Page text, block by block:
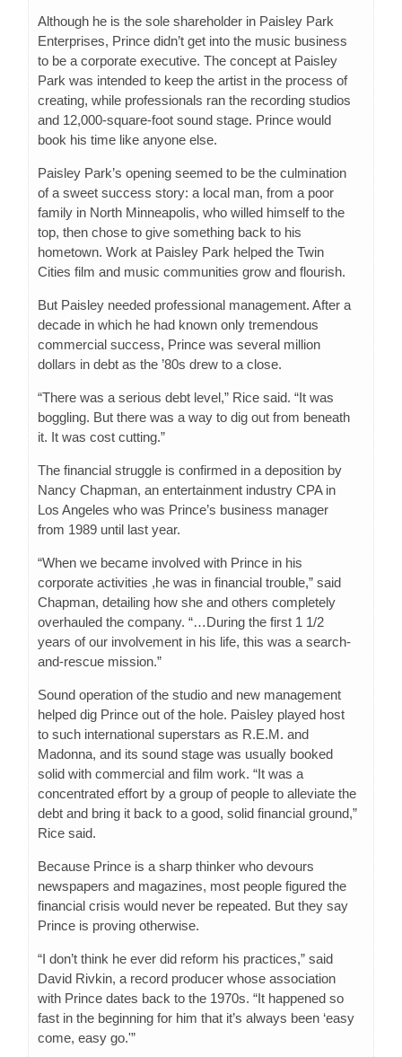
Although he is the sole shareholder in Paisley Park
Enterprises, Prince didn’t get into the music business
to be a corporate executive. The concept at Paisley
Park was intended to keep the artist in the process of
creating, while professionals ran the recording studios
and 12,000-square-foot sound stage. Prince would
book his time like anyone else.
Paisley Park’s opening seemed to be the culmination
of a sweet success story: a local man, from a poor
family in North Minneapolis, who willed himself to the
top, then chose to give something back to his
hometown. Work at Paisley Park helped the Twin
Cities film and music communities grow and flourish.
But Paisley needed professional management. After a
decade in which he had known only tremendous
commercial success, Prince was several million
dollars in debt as the ’80s drew to a close.
“There was a serious debt level,” Rice said. “It was
boggling. But there was a way to dig out from beneath
it. It was cost cutting.”
The financial struggle is confirmed in a deposition by
Nancy Chapman, an entertainment industry CPA in
Los Angeles who was Prince’s business manager
from 1989 until last year.
“When we became involved with Prince in his
corporate activities ,he was in financial trouble,” said
Chapman, detailing how she and others completely
overhauled the company. “…During the first 1 1/2
years of our involvement in his life, this was a search-
and-rescue mission.”
Sound operation of the studio and new management
helped dig Prince out of the hole. Paisley played host
to such international superstars as R.E.M. and
Madonna, and its sound stage was usually booked
solid with commercial and film work. “It was a
concentrated effort by a group of people to alleviate the
debt and bring it back to a good, solid financial ground,”
Rice said.
Because Prince is a sharp thinker who devours
newspapers and magazines, most people figured the
financial crisis would never be repeated. But they say
Prince is proving otherwise.
“I don’t think he ever did reform his practices,” said
David Rivkin, a record producer whose association
with Prince dates back to the 1970s. “It happened so
fast in the beginning for him that it’s always been ‘easy
come, easy go.'”